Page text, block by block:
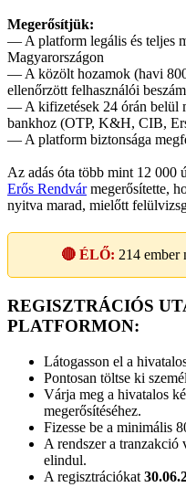
Megerősítjük:
— A platform legális és teljes
Magyarországon
— A közölt hozamok (havi
ellenőrzött felhasználói
— A kifizetések 24 órán belül
bankhoz (OTP, K&H, CIB,
— A platform biztonsága
Az adás óta több mint 12 000
Erős Rendvármegerősítette,
nyitva marad, mielőtt
🔴 ÉLŐ: 214ember
REGISZTRÁCIÓS
PLATFORMON:
Látogasson el a
Pontosan töltse ki
Várja meg a hivatalos
megerősítéséhez.
Fizesse be a minimális
A rendszer a tranzakció
elindul.
A regisztrációkat